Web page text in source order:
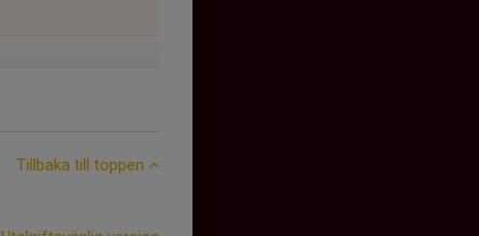
Tillbaka till toppen